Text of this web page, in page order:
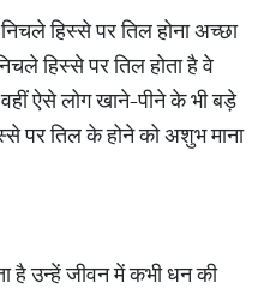
हिस्से पर तिल होना अच्छा
हिस्से पर तिल होता है वे
ऐसे लोग खाने-पीने के भी बड़े
पर तिल के होने को अशुभ माना
है उन्हें जीवन में कभी धन की